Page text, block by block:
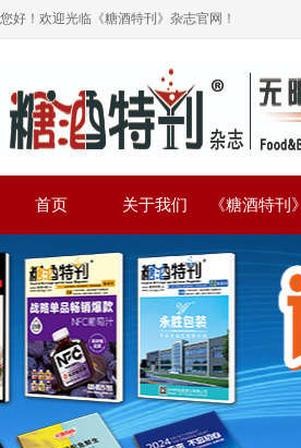
您好！欢迎光临《糖酒特刊》杂志官网！
首页 关于我们 《糖酒特刊》